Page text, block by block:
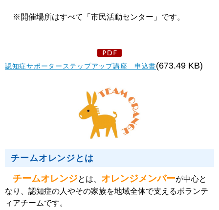
※開催場所はすべて「市民活動センター」です。
認知症サポーターステップアップ講座 申込書(673.49 KB)
チームオレンジとは
チームオレンジとは、 オレンジメンバーが中心と
なり、認知症の人やその家族を地域全体で支えるボランテ
ィアチームです。